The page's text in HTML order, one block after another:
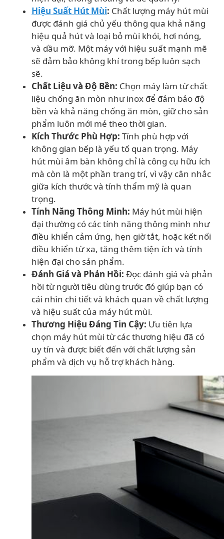
Hiệu Suất Hút Mùi: Chất lượng máy hút mùi
được đánh giá chủ yếu thông qua khả năng
hiệu quả hút và loại bỏ mùi khói, hơi nóng,
và dầu mỡ. Một máy với hiệu suất mạnh mẽ
sẽ đảm bảo không khí trong bếp luôn sạch
sẽ.
Chất Liệu và Độ Bền: Chọn máy làm từ chất
liệu chống ăn mòn như inox để đảm bảo độ
bền và khả năng chống ăn mòn, giữ cho sản
phẩm luôn mới mẻ theo thời gian.
Kích Thước Phù Hợp: Tính phù hợp với
không gian bếp là yếu tố quan trọng. Máy
hút mùi âm bàn không chỉ là công cụ hữu ích
mà còn là một phần trang trí, vì vậy cân nhắc
giữa kích thước và tính thẩm mỹ là quan
trọng.
Tính Năng Thông Minh: Máy hút mùi hiện
đại thường có các tính năng thông minh như
điều khiển cảm ứng, hẹn giờ tắt, hoặc kết nối
điều khiển từ xa, tăng thêm tiện ích và tính
hiện đại cho sản phẩm.
Đánh Giá và Phản Hồi: Đọc đánh giá và phản
hồi từ người tiêu dùng trước đó giúp bạn có
cái nhìn chi tiết và khách quan về chất lượng
và hiệu suất của máy hút mùi.
Thương Hiệu Đáng Tin Cậy: Ưu tiên lựa
chọn máy hút mùi từ các thương hiệu đã có
uy tín và được biết đến với chất lượng sản
phẩm và dịch vụ hỗ trợ khách hàng.